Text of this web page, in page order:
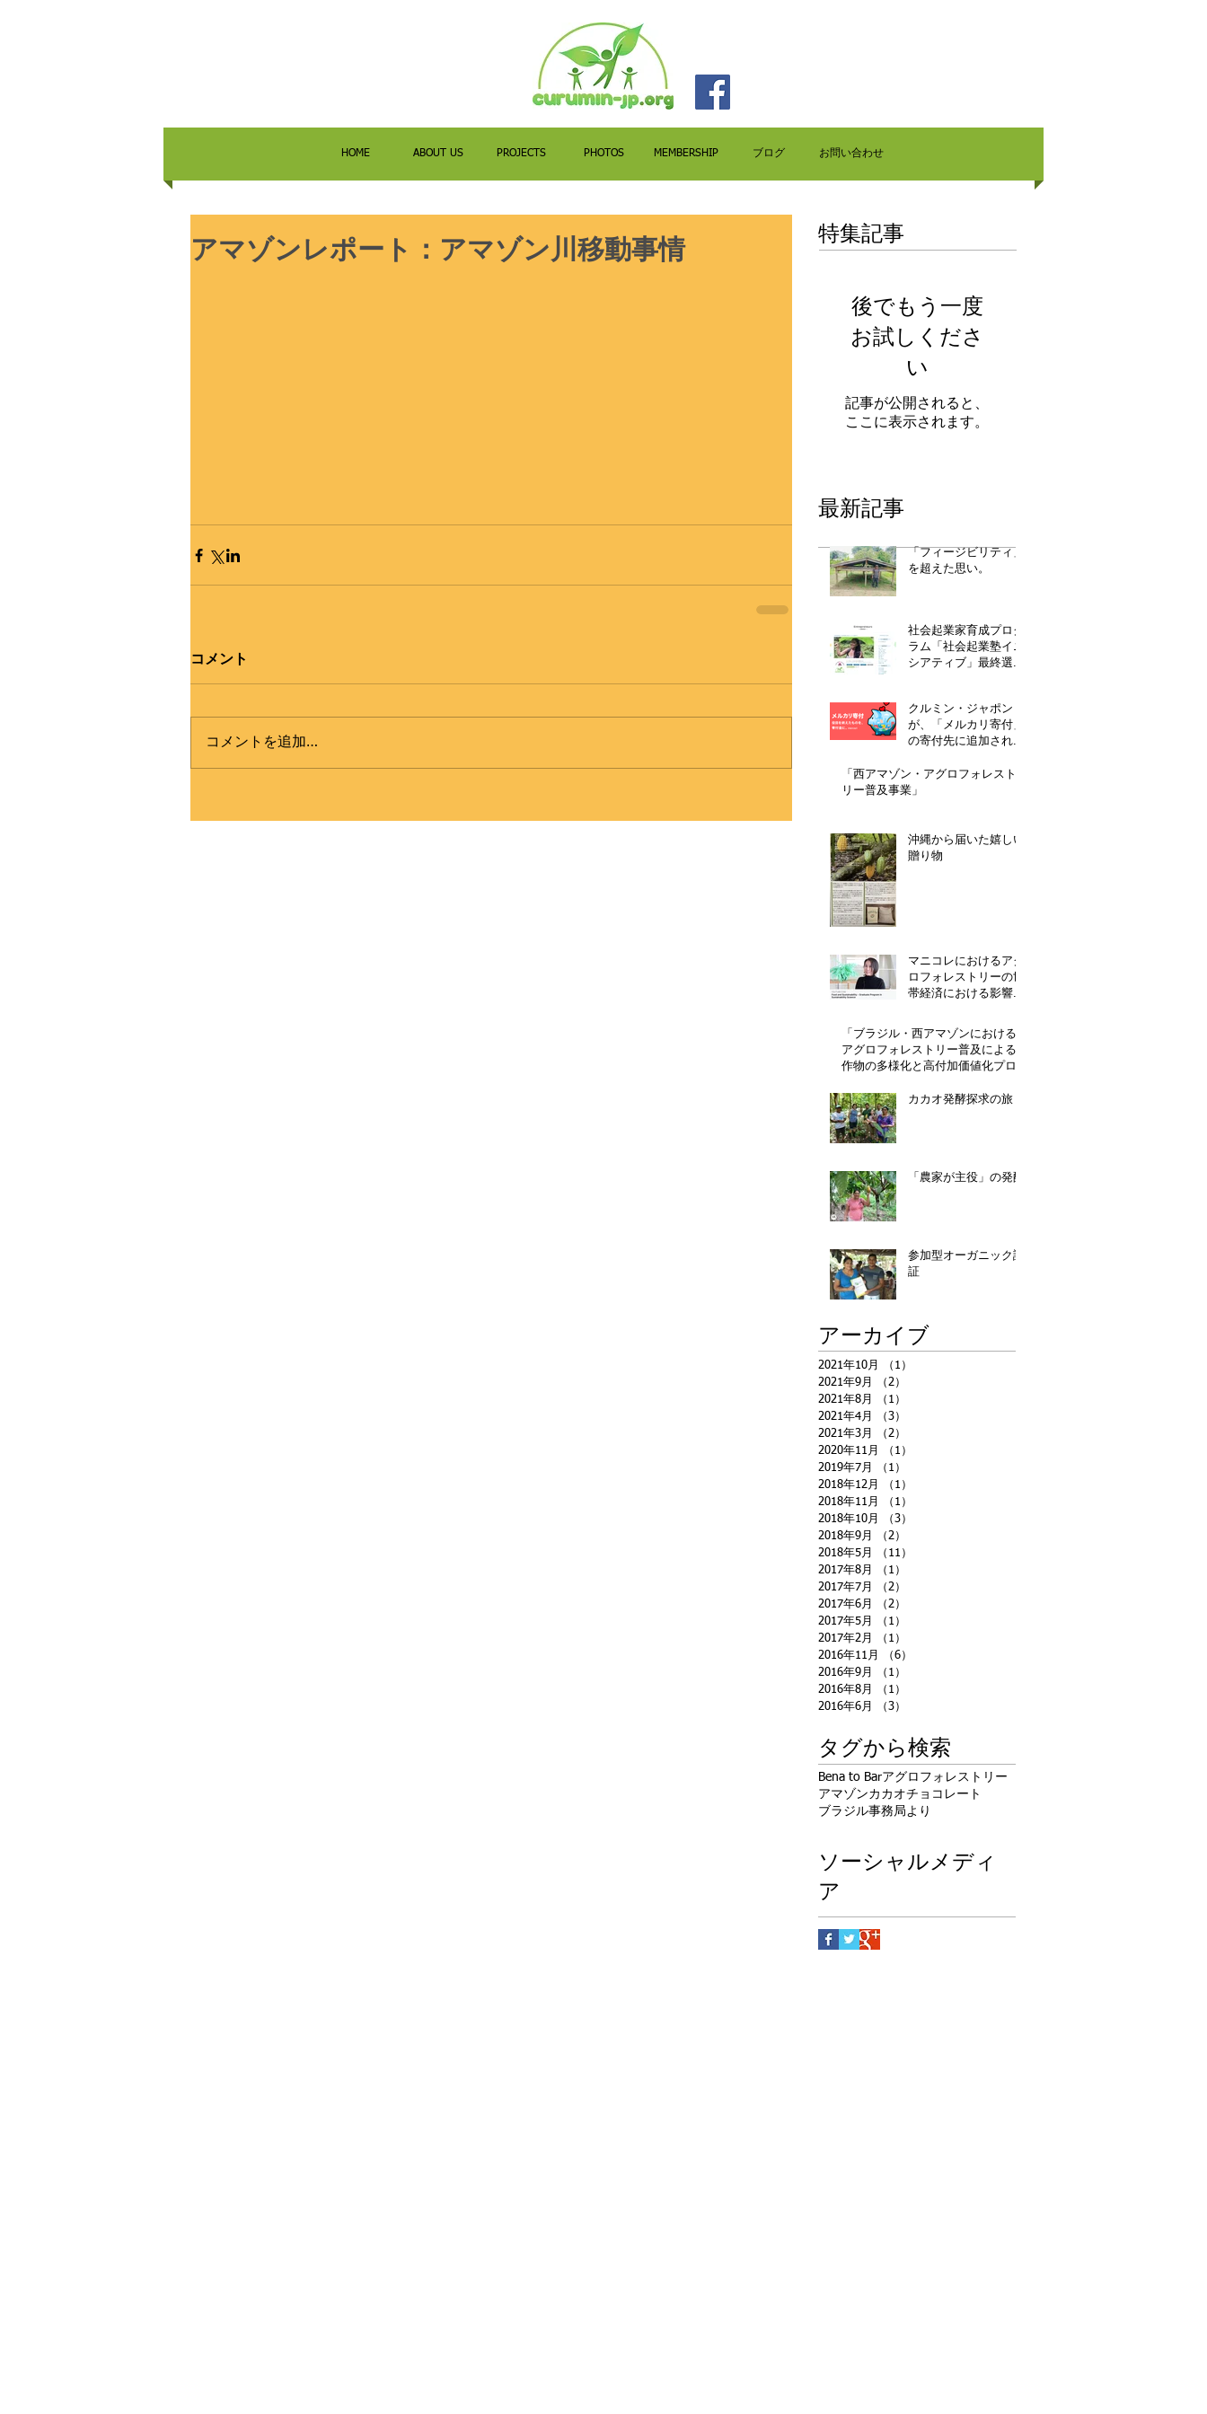
HOME ABOUT US PROJECTS PHOTOS MEMBERSHIP ブログ お問い合わせ
アマゾンレポート：アマゾン川移動事情
コメント
コメントを追加…
特集記事
後でもう一度
お試しくださ
い
記事が公開されると、
ここに表示されます。
最新記事
「フィージビリティ」
を超えた思い。
社会起業家育成プログ
ラム「社会起業塾イニ
シアティブ」最終選考
クルミン・ジャポン
が、「メルカリ寄付」
の寄付先に追加されま
「西アマゾン・アグロフォレスト
リー普及事業」
沖縄から届いた嬉しい
贈り物
マニコレにおけるアグ
ロフォレストリーの世
帯経済における影響分
「ブラジル・西アマゾンにおける
アグロフォレストリー普及による
作物の多様化と高付加価値化プロ
カカオ発酵探求の旅
「農家が主役」の発酵
参加型オーガニック認
証
アーカイブ
2021年10月 （1）
2021年9月
（2）
2021年8月
（1）
2021年4月
（3）
2021年3月
（2）
2020年11月
（1）
2019年7月
（1）
2018年12月
（1）
2018年11月
（1）
2018年10月
（3）
2018年9月
（2）
2018年5月
（11）
2017年8月
（1）
2017年7月
（2）
2017年6月
（2）
2017年5月
（1）
2017年2月
（1）
2016年11月
（6）
2016年9月
（1）
2016年8月
（1）
2016年6月
（3）
タグから検索
Bena to Barアグロフォレストリー
アマゾンカカオチョコレート
ブラジル事務局より
ソーシャルメディ
ア